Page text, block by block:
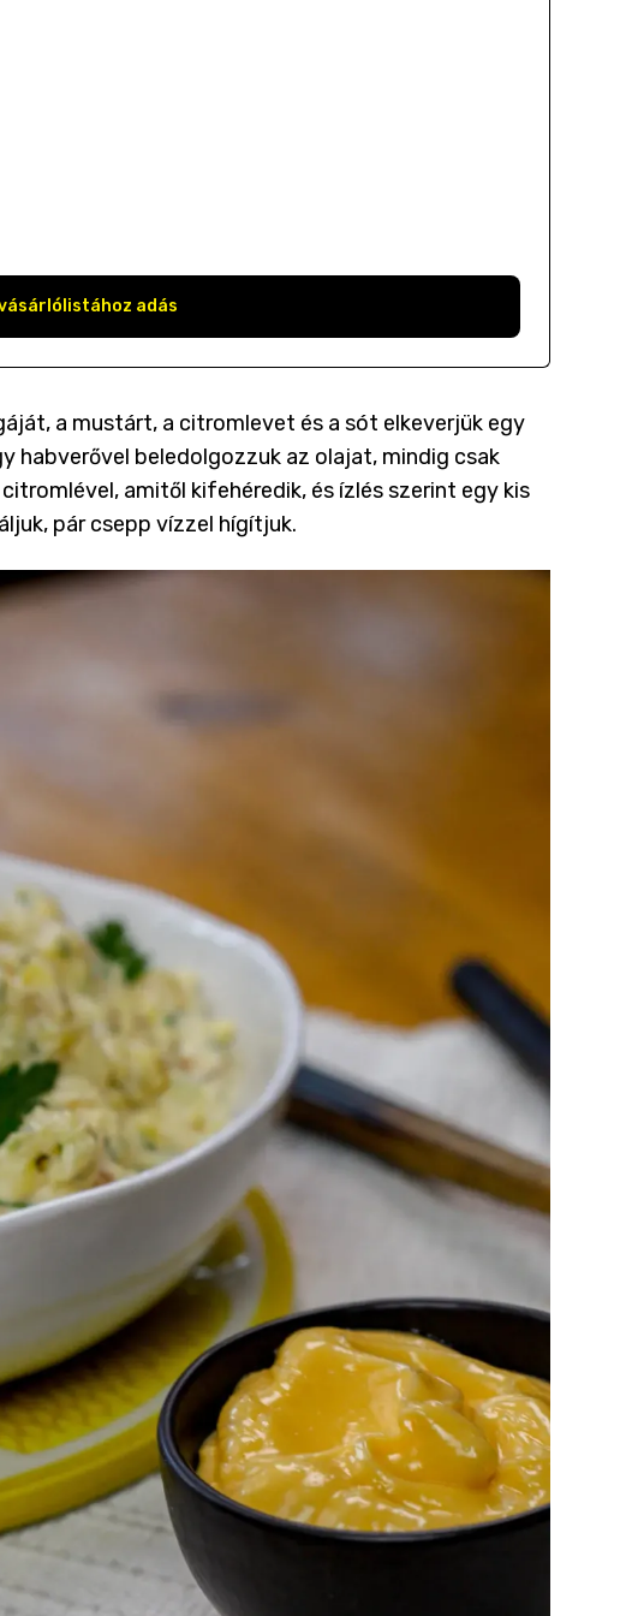
adás
a mustárt, a citromlevet és a sót elkeverjük egy
habverővel beledolgozzuk az olajat, mindig csak
amitől kifehéredik, és ízlés szerint egy kis
pár csepp vízzel hígítjuk.